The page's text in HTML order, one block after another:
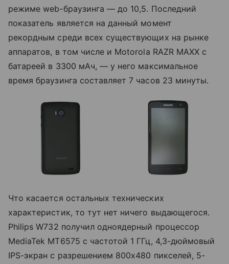
режиме web-браузинга — до 10,5. Последний
показатель является на данный момент
рекордным среди всех существующих на рынке
аппаратов, в том числе и Motorola RAZR MAXX с
батареей в 3300 мАч, — у него максимальное
время браузинга составляет 7 часов 23 минуты.
Что касается остальных технических
характеристик, то тут нет ничего выдающегося.
Philips W732 получил одноядерный процессор
MediaTek MT6575 с частотой 1 ГГц, 4,3-дюймовый
IPS-экран с разрешением 800х480 пикселей, 5-